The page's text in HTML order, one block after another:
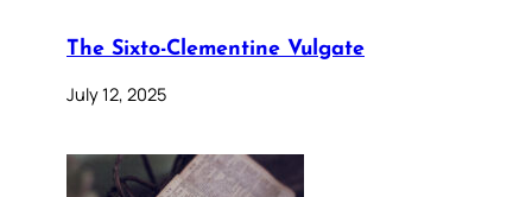
The Sixto-Clementine Vulgate
July 12, 2025